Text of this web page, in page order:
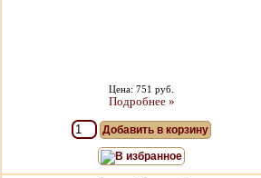
Цена: 751 руб.
Подробнее »
Добавить в корзину
В избранное